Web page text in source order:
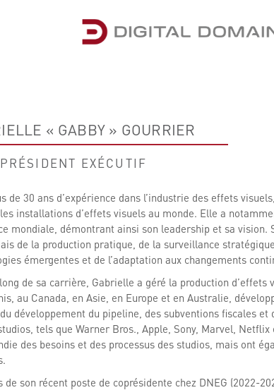
« GABBY » GOURRIER
EXÉCUTIF
de 30 ans d’expérience dans l’industrie des effets
installations d’effets visuels au monde. Elle a
mondiale, démontrant ainsi son leadership et sa vision.
de la production pratique, de la surveillance
émergentes et de l’adaptation aux changements
de sa carrière, Gabrielle a géré la production
au Canada, en Asie, en Europe et en Australie,
développement du pipeline, des subventions fiscales
tels que Warner Bros., Apple, Sony, Marvel,
des besoins et des processus des studios, mais ont
de son récent poste de coprésidente chez DNEG (2022-